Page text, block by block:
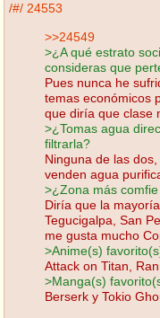
/#/ 24553
>>24549
>¿A qué estrato
consideras que
Pues nunca he
temas económicos
que diría que clase
>¿Tomas agua
filtrarla?
Ninguna de las
venden agua
>¿Zona más
Diría que la
Tegucigalpa, San
me gusta mucho
>Anime(s)
Attack on Titan,
>Manga(s)
Berserk y Tokio